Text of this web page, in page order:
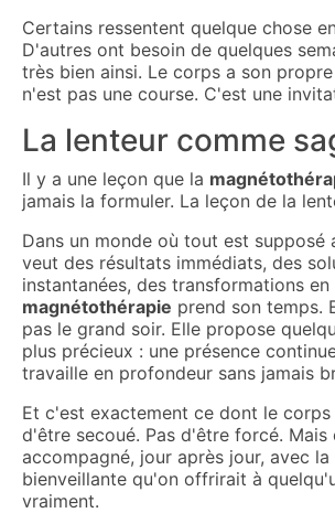
Certains ressentent quelque chose
D'autres ont besoin de quelques
très bien ainsi. Le corps a son
n'est pas une course. C'est une
La lenteur comme
Il y a une leçon que la
jamais la formuler. La leçon de la
Dans un monde où tout est supposé
veut des résultats immédiats, des
instantanées, des transformations en
magnétothérapie prend son temps.
pas le grand soir. Elle propose
plus précieux : une présence
travaille en profondeur sans jamais
Et c'est exactement ce dont le corps
d'être secoué. Pas d'être forcé. Mais
accompagné, jour après jour, avec
bienveillante qu'on offrirait à
vraiment.